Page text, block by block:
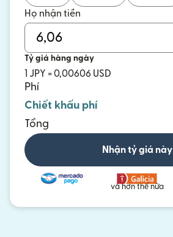
Họ nhận tiền
Tỷ giá hàng ngày
1 JPY = 0,00606 USD
Phí
Chiết khấu phí
Tổng
Nhận tỷ giá này
và hơn thế nữa